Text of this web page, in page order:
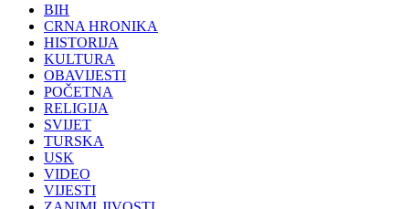
BIH
CRNA HRONIKA
HISTORIJA
KULTURA
OBAVIJESTI
POČETNA
RELIGIJA
SVIJET
TURSKA
USK
VIDEO
VIJESTI